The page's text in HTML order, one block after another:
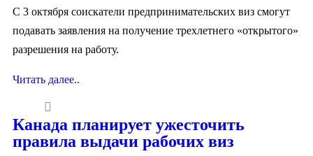
С 3 октября соискатели предпринимательских виз смогут
подавать заявления на получение трехлетнего «открытого»
разрешения на работу.
Читать далее..
Канада планирует ужесточить
правила выдачи рабочих виз